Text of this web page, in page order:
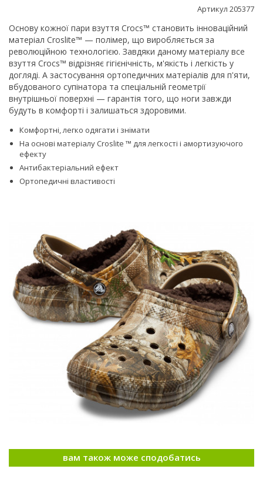
Артикул 205377
Основу кожної пари взуття Crocs™ становить інноваційний
матеріал Croslite™ — полімер, що виробляється за
революційною технологією. Завдяки даному матеріалу все
взуття Crocs™ відрізняє гігієнічність, м'якість і легкість у
догляді. А застосування ортопедичних матеріалів для п'яти,
вбудованого супінатора та спеціальній геометрії
внутрішньої поверхні — гарантія того, що ноги завжди
будуть в комфорті і залишаться здоровими.
Комфортні, легко одягати і знімати
На основі матеріалу Croslite ™ для легкості і амортизуючого
ефекту
Антибактеріальний ефект
Ортопедичні властивості
вам також може сподобатись